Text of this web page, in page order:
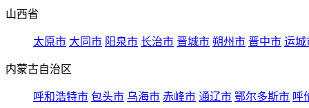
山西省
太原市 大同市 阳泉市 长治市 晋城市 朔州市 晋中市 运城
内蒙古自治区
呼和浩特市 包头市 乌海市 赤峰市 通辽市 鄂尔多斯市 呼